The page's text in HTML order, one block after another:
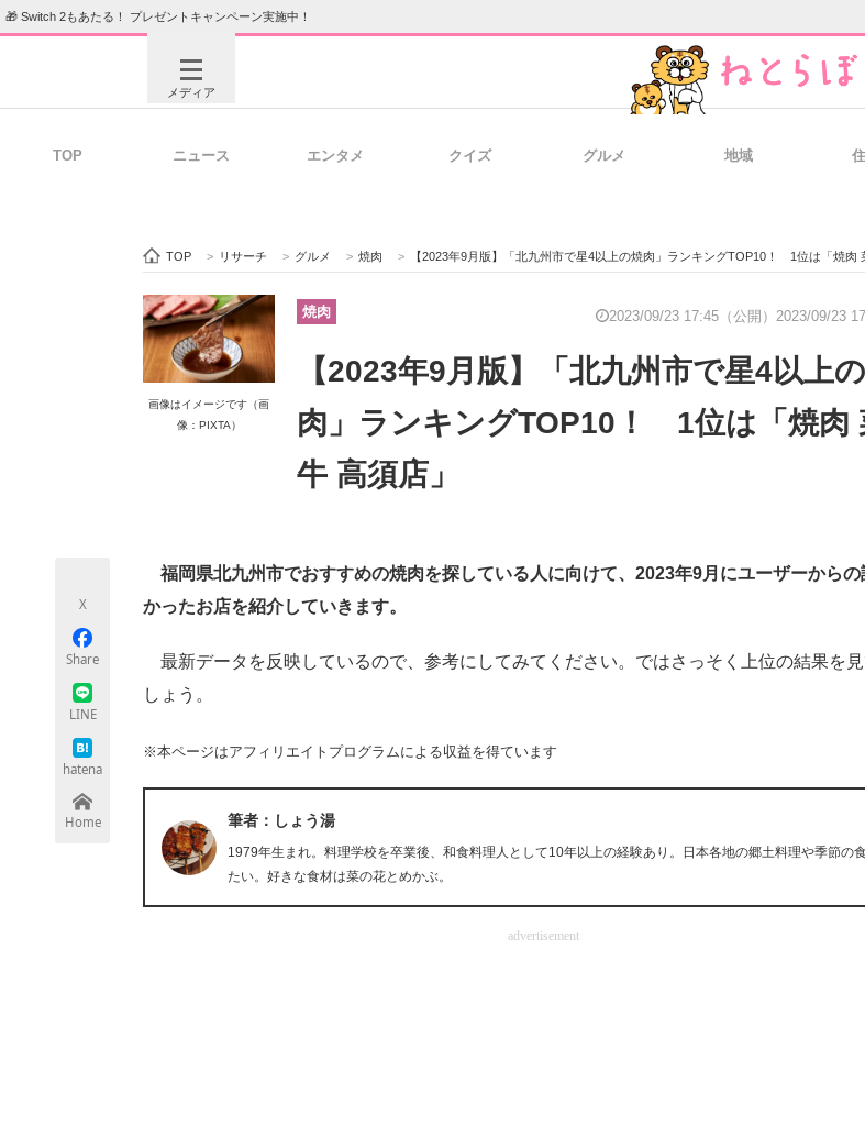
🎁 Switch 2もあたる！ プレゼントキャンペーン実施中！
メディア
ビジネスと働き方のヒント
ITエンジニア向け専門サイト
ちょっと気になるネットの話題
TOP ニュース エンタメ クイズ グルメ 地域
TOP > リサーチ > グルメ > 焼肉 > 【2023年9月版】「北九州市で星4以上の焼肉」ランキングTOP10！ 1位は「焼肉 菜
画像はイメージです（画
像：PIXTA）
焼肉 2023/09/23 17:45（公開） 2023/09/23
【2023年9月版】「北九州市で星4以上
肉」ランキングTOP10！ 1位は「焼肉
牛 高須店」
X
Share
LINE
hatena
Home
福岡県北九州市でおすすめの焼肉を探している人に向けて、2023年9月にユーザーからの
かったお店を紹介していきます。
最新データを反映しているので、参考にしてみてください。ではさっそく上位の結果を見
しょう。
※本ページはアフィリエイトプログラムによる収益を得ています
筆者：しょう湯
1979年生まれ。料理学校を卒業後、和食料理人として10年以上の経験あり。日本各地の郷土料理や季節の
たい。好きな食材は菜の花とめかぶ。
advertisement